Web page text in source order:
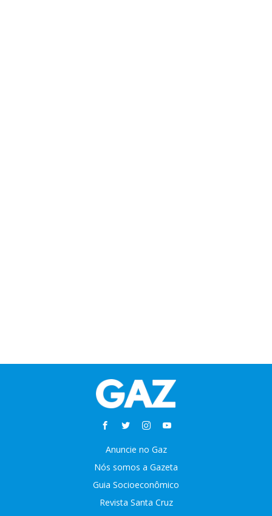
Anuncie no Gaz
Nós somos a Gazeta
Guia Socioeconômico
Revista Santa Cruz